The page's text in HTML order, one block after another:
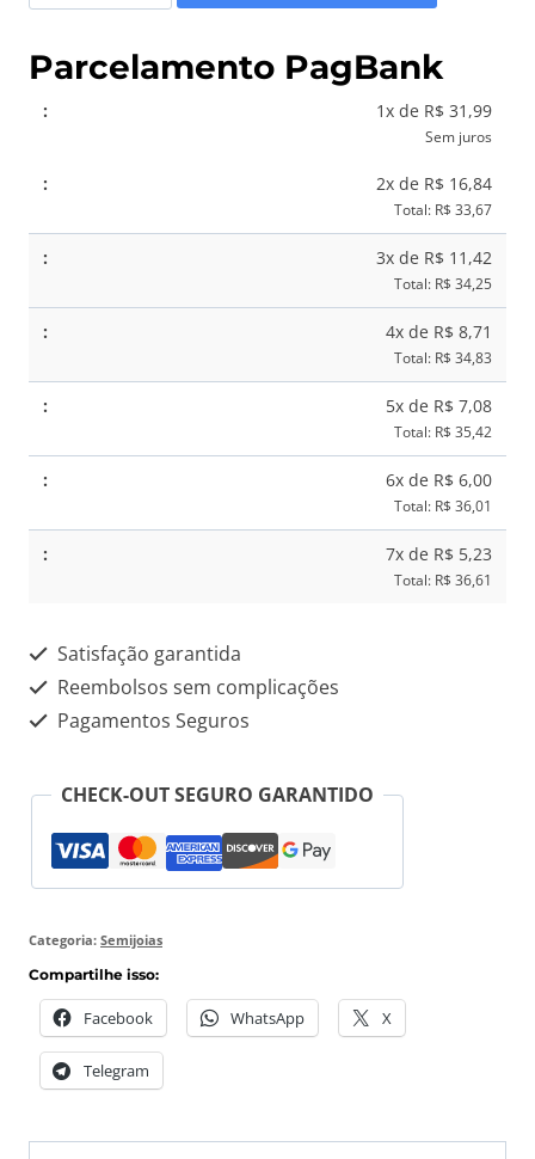
Madrepérolas
com
Parcelamento PagBank
1x de R$ 31,99
Sem juros
2x de R$ 16,84
Total: R$ 33,67
3x de R$ 11,42
Total: R$ 34,25
4x de R$ 8,71
Total: R$ 34,83
5x de R$ 7,08
Total: R$ 35,42
6x de R$ 6,00
Total: R$ 36,01
7x de R$ 5,23
Total: R$ 36,61
Satisfação garantida
Reembolsos sem complicações
Pagamentos Seguros
CHECK-OUT SEGURO GARANTIDO
Categoria: Semijoias
Compartilhe isso:
Facebook WhatsApp X
Telegram